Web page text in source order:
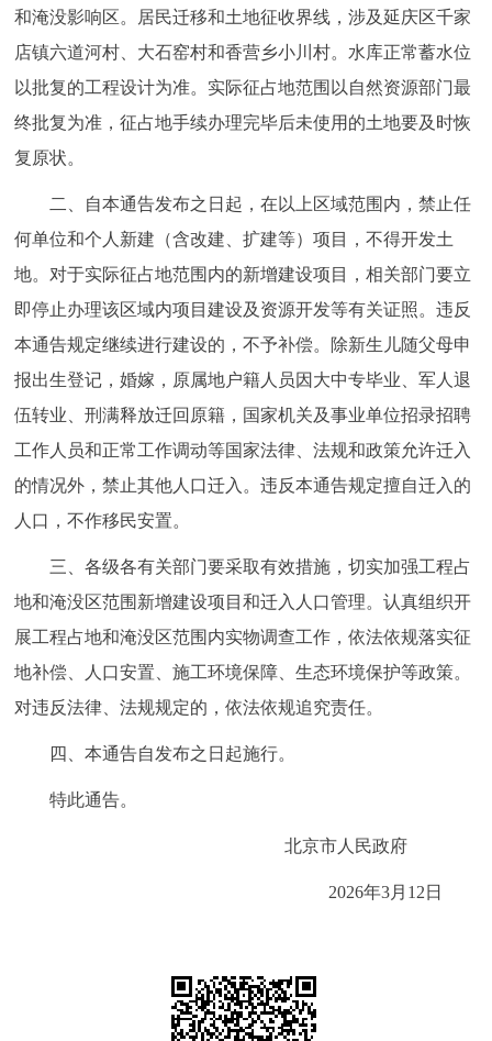
参与调查 在线访谈 图说互动
走进北京
北京概况 十六区概览 人文北京
多语种
ENGLISH 한국어 日本語
ESPAÑOL العربية PORTUGUÊS
ITALIANO
回到顶部
和淹没影响区。居民迁移和土地征收界线，涉及延庆区千家
店镇六道河村、大石窑村和香营乡小川村。水库正常蓄水位
以批复的工程设计为准。实际征占地范围以自然资源部门最
终批复为准，征占地手续办理完毕后未使用的土地要及时恢
复原状。
二、自本通告发布之日起，在以上区域范围内，禁止任
何单位和个人新建（含改建、扩建等）项目，不得开发土
地。对于实际征占地范围内的新增建设项目，相关部门要立
即停止办理该区域内项目建设及资源开发等有关证照。违反
本通告规定继续进行建设的，不予补偿。除新生儿随父母申
报出生登记，婚嫁，原属地户籍人员因大中专毕业、军人退
伍转业、刑满释放迁回原籍，国家机关及事业单位招录招聘
工作人员和正常工作调动等国家法律、法规和政策允许迁入
的情况外，禁止其他人口迁入。违反本通告规定擅自迁入的
人口，不作移民安置。
三、各级各有关部门要采取有效措施，切实加强工程占
地和淹没区范围新增建设项目和迁入人口管理。认真组织开
展工程占地和淹没区范围内实物调查工作，依法依规落实征
地补偿、人口安置、施工环境保障、生态环境保护等政策。
对违反法律、法规规定的，依法依规追究责任。
四、本通告自发布之日起施行。
特此通告。
北京市人民政府
2026年3月12日